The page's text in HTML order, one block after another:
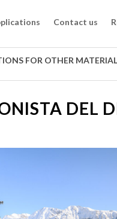
Contact us
FOR OTHER
DEL